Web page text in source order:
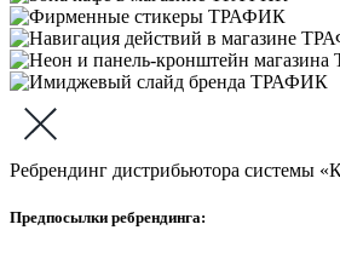
Ребрендинг дистрибьютора системы
Предпосылки ребрендинга: